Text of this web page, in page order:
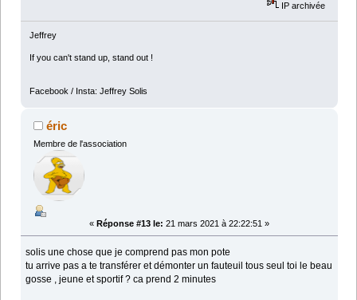
IP archivée
Jeffrey
If you can't stand up, stand out !
Facebook / Insta: Jeffrey Solis
éric
Membre de l'association
« Réponse #13 le: 21 mars 2021 à 22:22:51 »
solis une chose que je comprend pas mon pote
tu arrive pas a te transférer et démonter un fauteuil tous seul toi le beau
gosse , jeune et sportif ? ca prend 2 minutes